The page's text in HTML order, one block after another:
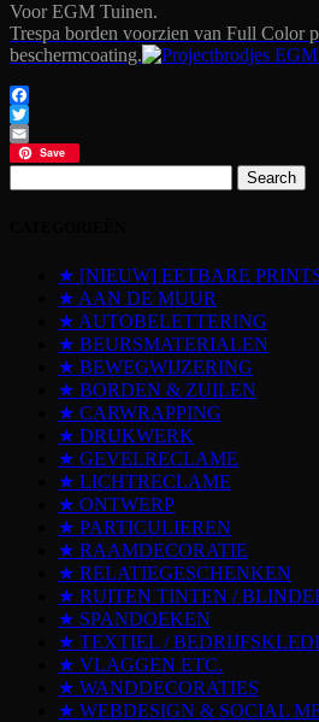
Voor EGM Tuinen.
Trespa borden voorzien van Full Color
beschermcoating.
Facebook
Twitter
EmailSave
for:
★ [NIEUW] EETBARE
★ AAN DE MUUR
★ AUTOBELETTERING
★ BEURSMATERIALEN
★ BEWEGWIJZERING
★ BORDEN & ZUILEN
★ CARWRAPPING
★ DRUKWERK
★ GEVELRECLAME
★ LICHTRECLAME
★ ONTWERP
★ PARTICULIEREN
★ RAAMDECORATIE
★ RELATIEGESCHENKEN
★ RUITEN TINTEN /
★ SPANDOEKEN
★ TEXTIEL /
★ VLAGGEN ETC.
★ WANDDECORATIES
★ WEBDESIGN & SOCIAL